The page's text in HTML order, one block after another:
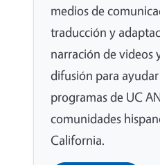
medios de
traducción y
narración de videos
difusión para
programas de UC
comunidades
California.